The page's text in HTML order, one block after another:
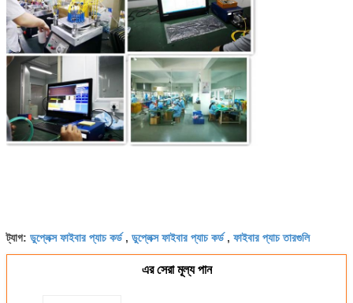
ট্যাগ: ডুপ্লেক্স ফাইবার প্যাচ কর্ড, ডুপ্লেক্স ফাইবার প্যাচ কর্ড, ফাইবার প্যাচ তারগুলি
এর সেরা মূল্য পান